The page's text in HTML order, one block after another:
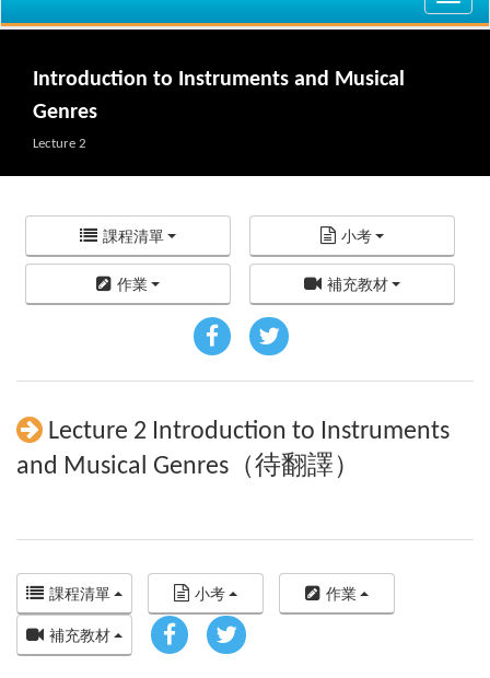
Introduction to Instruments and Musical
Genres
Lecture 2
課程清單 小考
作業 補充教材
Lecture 2 Introduction to Instruments
and Musical Genres（待翻譯）
課程清單 小考 作業
補充教材